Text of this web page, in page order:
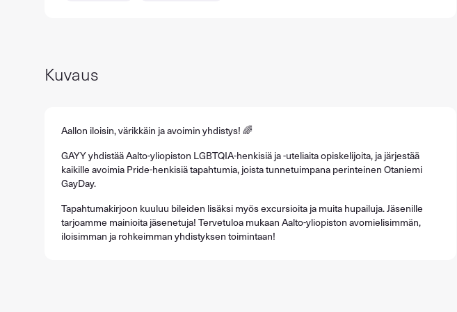
Kuvaus
Aallon iloisin, värikkäin ja avoimin yhdistys! 🌈
GAYY yhdistää Aalto-yliopiston LGBTQIA-henkisiä ja -uteliaita opiskelijoita, ja järjestää
kaikille avoimia Pride-henkisiä tapahtumia, joista tunnetuimpana perinteinen Otaniemi
GayDay.
Tapahtumakirjoon kuuluu bileiden lisäksi myös excursioita ja muita hupailuja. Jäsenille
tarjoamme mainioita jäsenetuja! Tervetuloa mukaan Aalto-yliopiston avomielisimmän,
iloisimman ja rohkeimman yhdistyksen toimintaan!